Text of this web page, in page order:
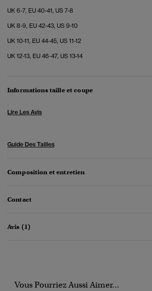
UK 6-7, EU 40-41, US 7-8
UK 8-9, EU 42-43, US 9-10
UK 10-11, EU 44-45, US 11-12
UK 12-13, EU 46-47, US 13-14
Informations taille et coupe
Lire Les Avis
Guide Des Tailles
Composition et entretien
Contact
Avis (1)
Vous Pourriez Aussi Aimer...